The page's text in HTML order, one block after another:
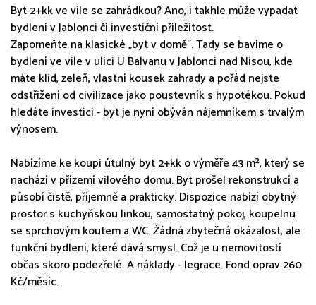
Byt 2+kk ve vile se zahrádkou? Ano, i takhle může vypadat
bydlení v Jablonci či investiční příležitost.
Zapomeňte na klasické „byt v domě“. Tady se bavíme o
bydlení ve vile v ulici U Balvanu v Jablonci nad Nisou, kde
máte klid, zeleň, vlastní kousek zahrady a pořád nejste
odstřižení od civilizace jako poustevník s hypotékou. Pokud
hledáte investici - byt je nyní obýván nájemníkem s trvalým
výnosem.
Nabízíme ke koupi útulný byt 2+kk o výměře 43 m², který se
nachází v přízemí vilového domu. Byt prošel rekonstrukcí a
působí čistě, příjemně a prakticky. Dispozice nabízí obytný
prostor s kuchyňskou linkou, samostatný pokoj, koupelnu
se sprchovým koutem a WC. Žádná zbytečná okázalost, ale
funkční bydlení, které dává smysl. Což je u nemovitostí
občas skoro podezřelé. A náklady - legrace. Fond oprav 260
Kč/měsíc.